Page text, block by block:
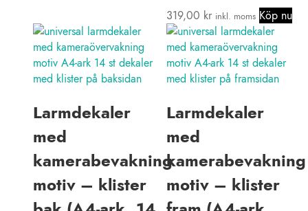
319,00 kr inkl. moms Köp nu
Larmdekaler
med
kamerabevakning
motiv – klister
Larmdekaler
med
kamerabevakning
motiv – klister